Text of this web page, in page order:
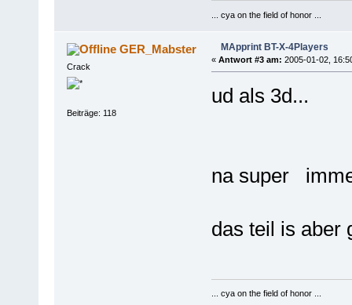
... cya on the field of honor ...
GER_Mabster
Crack
Beiträge: 118
MApprint BT-X-4Players
« Antwort #3 am: 2005-01-02,
ud als 3d...
na super
das teil is aber
... cya on the field of honor ...